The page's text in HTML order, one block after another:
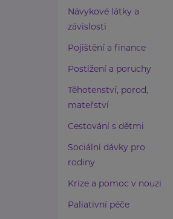
Návykové látky a
závislosti
Pojištění a finance
Postižení a poruchy
Těhotenství, porod,
mateřství
Cestování s dětmi
Sociální dávky pro
rodiny
Krize a pomoc v nouzi
Paliativní péče